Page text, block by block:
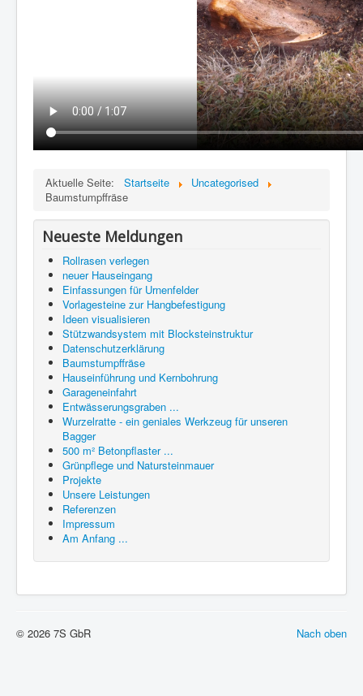
Aktuelle Seite: Startseite
Uncategorised
Baumstumpffräse
Neueste Meldungen
Rollrasen verlegen
neuer Hauseingang
Einfassungen für Urnenfelder
Vorlagesteine zur Hangbefestigung
Ideen visualisieren
Stützwandsystem mit Blocksteinstruktur
Datenschutzerklärung
Baumstumpffräse
Hauseinführung und Kernbohrung
Garageneinfahrt
Entwässerungsgraben ...
Wurzelratte - ein geniales Werkzeug für unseren
Bagger
500 m² Betonpflaster ...
Grünpflege und Natursteinmauer
Projekte
Unsere Leistungen
Referenzen
Impressum
Am Anfang ...
Nach oben
© 2026 7S GbR